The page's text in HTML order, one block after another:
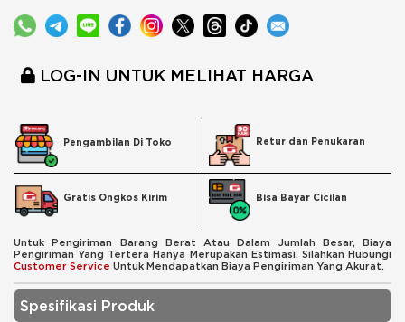
LOG-IN UNTUK MELIHAT HARGA
Pengambilan Di Toko Retur dan Penukaran
Gratis Ongkos Kirim Bisa Bayar Cicilan
Untuk Pengiriman Barang Berat Atau Dalam Jumlah Besar, Biaya
Pengiriman Yang Tertera Hanya Merupakan Estimasi. Silahkan Hubungi
Customer Service Untuk Mendapatkan Biaya Pengiriman Yang Akurat.
Spesifikasi Produk